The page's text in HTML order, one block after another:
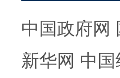
中国政府网
新华网 中